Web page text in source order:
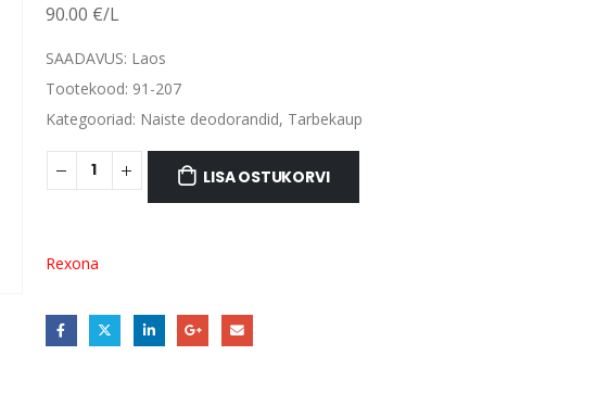
90.00 €/L
SAADAVUS: Laos
Tootekood: 91-207
Kategooriad: Naiste deodorandid, Tarbekaup
LISA OSTUKORVI
Rexona